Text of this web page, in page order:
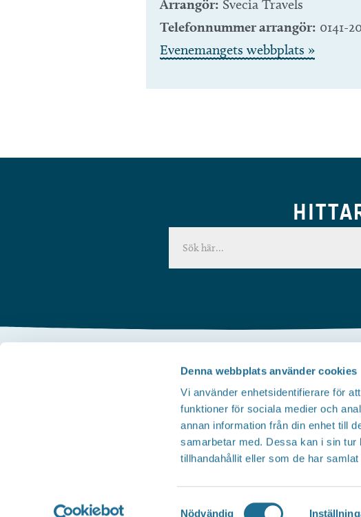
Denna webbplats använder cookies
Vi använder enhetsidentifierare för
funktioner för sociala medier och
annan information från din enhet till
samarbetar med. Dessa kan i sin
tillhandahållit eller som de har
Samtyckesval
Nödvändig
Arrangör: Svecia Travels
Telefonnummer arrangör: 0141-
Evenemangets webbplats »
Om